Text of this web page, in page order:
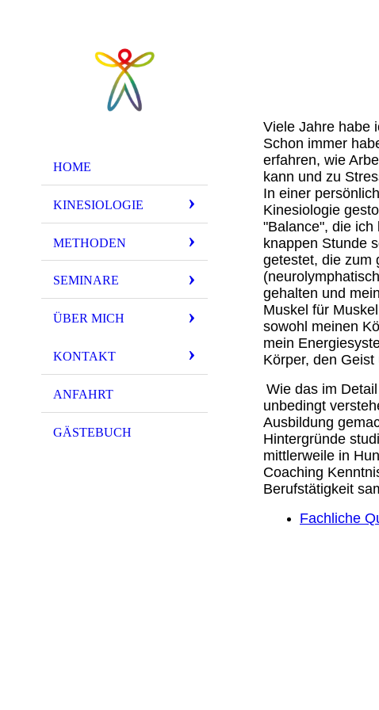
HOME
KINESIOLOGIE
METHODEN
SEMINARE
ÜBER MICH
KONTAKT
ANFAHRT
GÄSTEBUCH
Viele Jahre habe
Schon immer
erfahren, wie
kann und zu
In einer
Kinesiologie
"Balance", die
knappen Stunde
getestet, die zum
gehalten und
Muskel für
sowohl meinen
mein
Körper, den
Wie das im
unbedingt
Ausbildung
Hintergründe
mittlerweile in
Coaching
Berufstätigkeit
Fachliche